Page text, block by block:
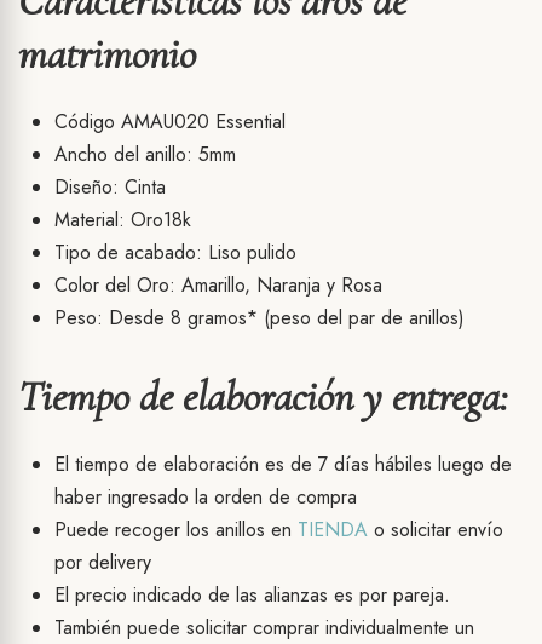
matrimonio
Código AMAU020 Essential
Ancho del anillo: 5mm
Diseño: Cinta
Material: Oro18k
Tipo de acabado: Liso pulido
Color del Oro: Amarillo, Naranja y Rosa
Peso: Desde 8 gramos* (peso del par de anillos)
Tiempo de elaboración y entrega:
El tiempo de elaboración es de 7 días hábiles luego de
haber ingresado la orden de compra
Puede recoger los anillos en TIENDA o solicitar envío
por delivery
El precio indicado de las alianzas es por pareja.
También puede solicitar comprar individualmente un